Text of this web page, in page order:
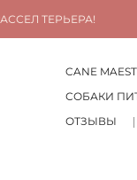
CANE
СОБАКИ
ОТЗЫВЫ
ТЕРЬЕРА!